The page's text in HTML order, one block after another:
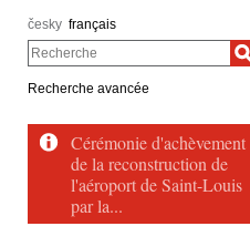
česky français
Recherche
Recherche avancée
Cérémonie d'achèvement
de la reconstruction de
l'aéroport de Saint-Louis
par la...